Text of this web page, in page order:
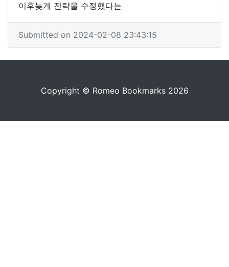
이후늦게 전략을 수정했다는
Submitted on 2024-02-08 23:43:15
Copyright © Romeo Bookmarks 2026